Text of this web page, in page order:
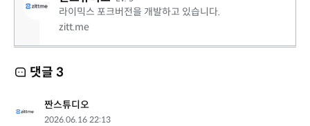
라이믹스 포크버전을 개발하고 있습니다.
zitt.me
댓글 3
짠스튜디오
2026.06.16 22:13